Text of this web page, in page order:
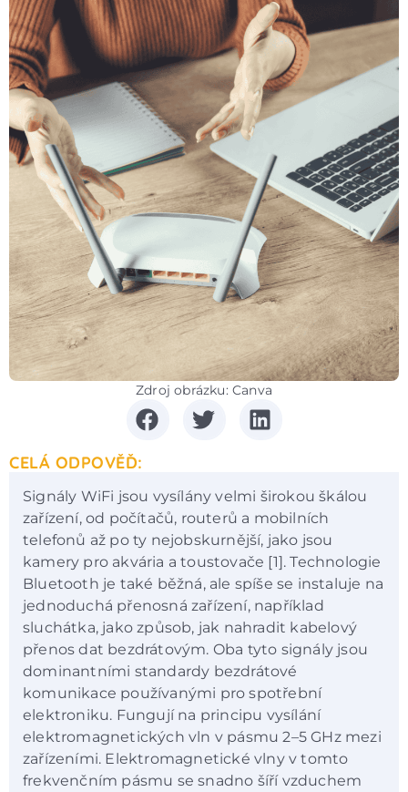
Zdroj obrázku: Canva
CELÁ ODPOVĚĎ:
Signály WiFi jsou vysílány velmi širokou škálou
zařízení, od počítačů, routerů a mobilních
telefonů až po ty nejobskurnější, jako jsou
kamery pro akvária a toustovače [1]. Technologie
Bluetooth je také běžná, ale spíše se instaluje na
jednoduchá přenosná zařízení, například
sluchátka, jako způsob, jak nahradit kabelový
přenos dat bezdrátovým. Oba tyto signály jsou
dominantními standardy bezdrátové
komunikace používanými pro spotřební
elektroniku. Fungují na principu vysílání
elektromagnetických vln v pásmu 2–5 GHz mezi
zařízeními. Elektromagnetické vlny v tomto
frekvenčním pásmu se snadno šíří vzduchem